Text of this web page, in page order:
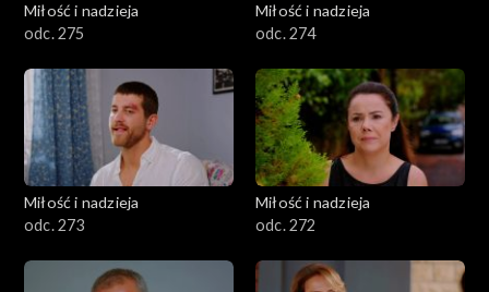
Miłość i nadzieja
odc. 275
Miłość i nadzieja
odc. 274
Miłość i nadzieja
odc. 273
Miłość i nadzieja
odc. 272